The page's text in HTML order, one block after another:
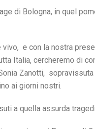
di Bologna, in quel
e con la nostra
Italia, cercheremo di
Zanotti,
ai giorni nostri.
a quella assurda